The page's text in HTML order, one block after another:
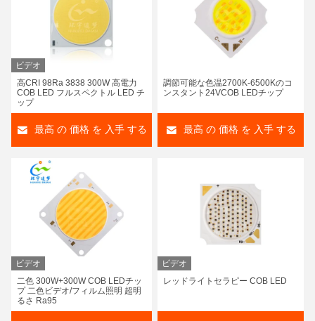
ビデオ
高CRI 98Ra 3838 300W 高電力
COB LED フルスペクトル LED チ
ップ
最高 の 価格 を 入手 する
調節可能な色温2700K-6500Kのコ
ンスタント24VCOB LEDチップ
最高 の 価格 を 入手 する
ビデオ
二色 300W+300W COB LEDチッ
プ 二色ビデオ/フィルム照明 超明
るさ Ra95
ビデオ
レッドライトセラピー COB LED